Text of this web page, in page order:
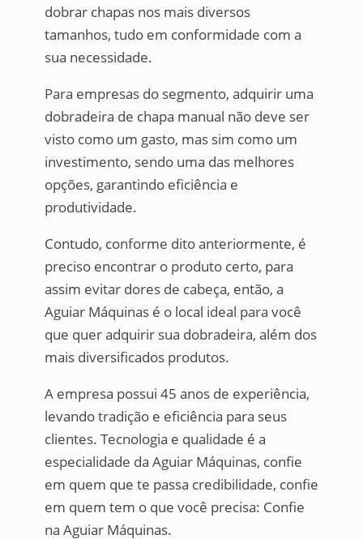
dobrar chapas nos mais diversos
tamanhos, tudo em conformidade com a
sua necessidade.
Para empresas do segmento, adquirir uma
dobradeira de chapa manual não deve ser
visto como um gasto, mas sim como um
investimento, sendo uma das melhores
opções, garantindo eficiência e
produtividade.
Contudo, conforme dito anteriormente, é
preciso encontrar o produto certo, para
assim evitar dores de cabeça, então, a
Aguiar Máquinas é o local ideal para você
que quer adquirir sua dobradeira, além dos
mais diversificados produtos.
A empresa possui 45 anos de experiência,
levando tradição e eficiência para seus
clientes. Tecnologia e qualidade é a
especialidade da Aguiar Máquinas, confie
em quem que te passa credibilidade, confie
em quem tem o que você precisa: Confie
na Aguiar Máquinas.